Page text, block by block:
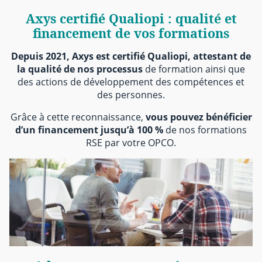
Axys certifié Qualiopi : qualité et
financement de vos formations
Depuis 2021, Axys est certifié Qualiopi, attestant de
la qualité de nos processus de formation ainsi que
des actions de développement des compétences et
des personnes.
Grâce à cette reconnaissance, vous pouvez bénéficier
d’un financement jusqu’à 100 % de nos formations
RSE par votre OPCO.